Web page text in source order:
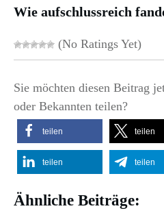
Wie aufschlussreich
(No Ratings Yet)
Sie möchten diesen Beitrag
oder Bekannten teilen?
teilen teilen
teilen teilen
Ähnliche Beiträge: